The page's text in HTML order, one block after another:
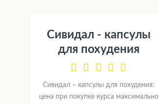
Сивидал - капсулы
для похудения
Сивидал – капсулы для похудения:
цена при покупке курса максимально